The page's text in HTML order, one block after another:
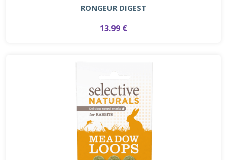
RONGEUR DIGEST
13.99 €